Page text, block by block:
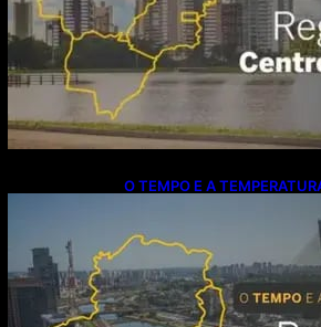
O TEMPO E A
possibilidade de chuva